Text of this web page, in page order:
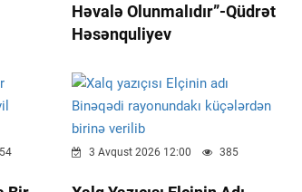
Həvalə Olunmalıdır”-Qüdrət
Həsənquliyev
3 Avqust 2026 12:00 385